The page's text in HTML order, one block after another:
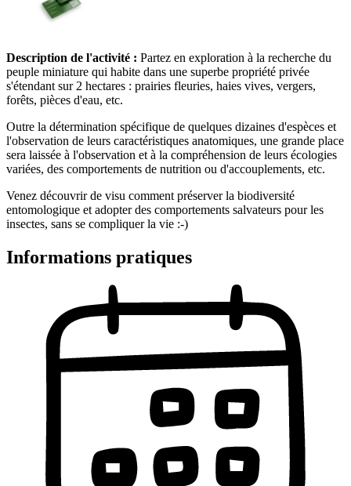
Description de l'activité : Partez en exploration à la recherche du
peuple miniature qui habite dans une superbe propriété privée
s'étendant sur 2 hectares : prairies fleuries, haies vives, vergers,
forêts, pièces d'eau, etc.
Outre la détermination spécifique de quelques dizaines d'espèces et
l'observation de leurs caractéristiques anatomiques, une grande place
sera laissée à l'observation et à la compréhension de leurs écologies
variées, des comportements de nutrition ou d'accouplements, etc.
Venez découvrir de visu comment préserver la biodiversité
entomologique et adopter des comportements salvateurs pour les
insectes, sans se compliquer la vie :-)
Informations pratiques